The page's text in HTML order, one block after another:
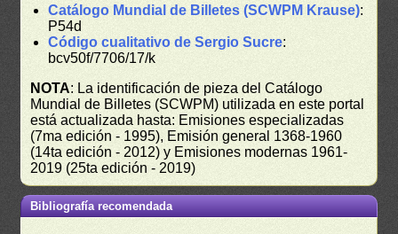
Catálogo Mundial de Billetes (SCWPM Krause):
P54d
Código cualitativo de Sergio Sucre:
bcv50f/7706/17/k
NOTA: La identificación de pieza del Catálogo
Mundial de Billetes (SCWPM) utilizada en este portal
está actualizada hasta: Emisiones especializadas
(7ma edición - 1995), Emisión general 1368-1960
(14ta edición - 2012) y Emisiones modernas 1961-
2019 (25ta edición - 2019)
Bibliografía recomendada